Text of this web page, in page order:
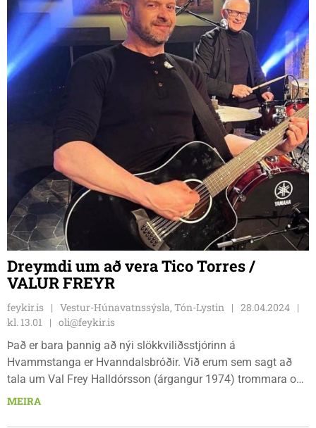
Dreymdi um að vera Tico Torres /
VALUR FREYR
feykir.is Vestur-Húnavatnssýsla, Tón-Lystin
28.04.2024
kl. 13.01
oli@feykir.is
Það er bara þannig að nýi slökkviliðsstjórinn á
Hvammstanga er Hvanndalsbróðir. Við erum sem sagt að
tala um Val Frey Halldórsson (árgangur 1974) trommara og
söngvara. Hann gengst við því að vera hreinræktaður
MEIRA